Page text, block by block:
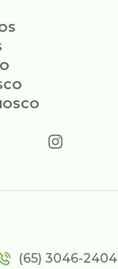
(65) 3046-2404